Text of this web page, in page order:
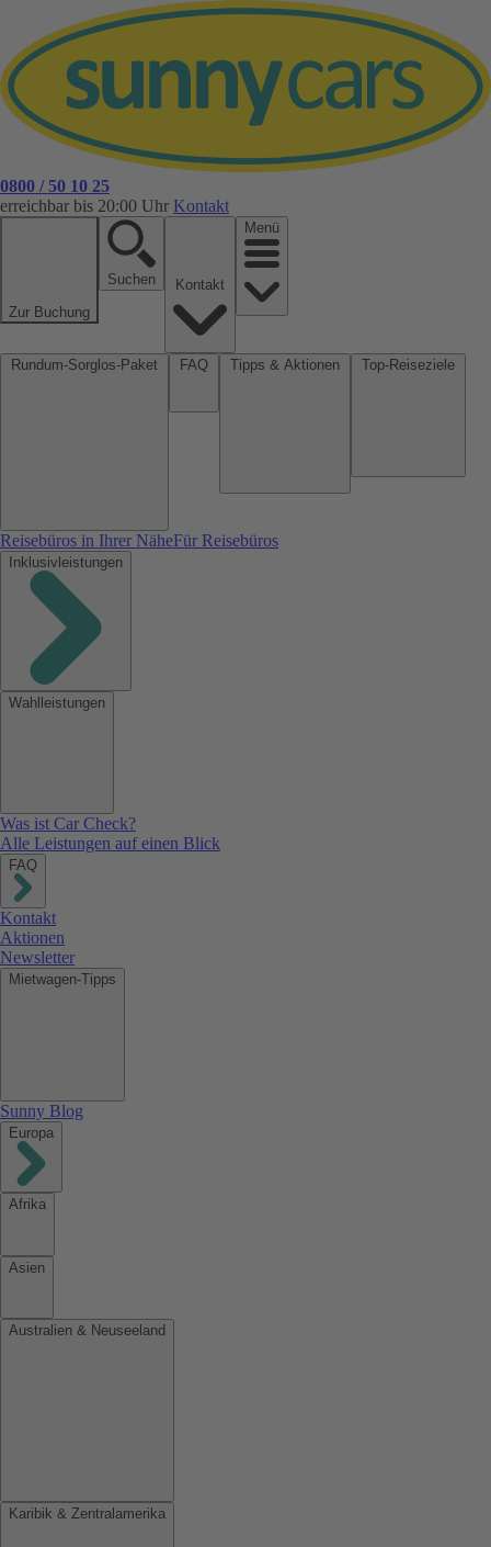
0800 / 50 10 25
erreichbar bis 20:00 Uhr Kontakt
Zur Buchung
Suchen
Menü
Reisebüros in Ihrer NäheFür Reisebüros
Inklusivleistungen
Wahlleistungen
Was ist Car Check?
Alle Leistungen auf einen Blick
FAQ
Kontakt
Aktionen
Newsletter
Mietwagen-Tipps
Sunny Blog
Europa
Afrika
Asien
Australien & Neuseeland
Karibik & Zentralamerika